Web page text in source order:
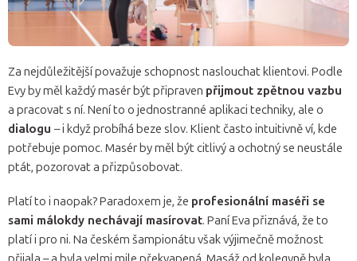
Za nejdůležitější považuje schopnost naslouchat klientovi. Podle
Evy by měl každý masér být připraven přijmout zpětnou vazbu
a pracovat s ní. Není to o jednostranné aplikaci techniky, ale o
dialogu – i když probíhá beze slov. Klient často intuitivně ví, kde
potřebuje pomoc. Masér by měl být citlivý a ochotný se neustále
ptát, pozorovat a přizpůsobovat.
Platí to i naopak? Paradoxem je, že profesionální maséři se
sami málokdy nechávají masírovat. Paní Eva přiznává, že to
platí i pro ni. Na českém šampionátu však výjimečně možnost